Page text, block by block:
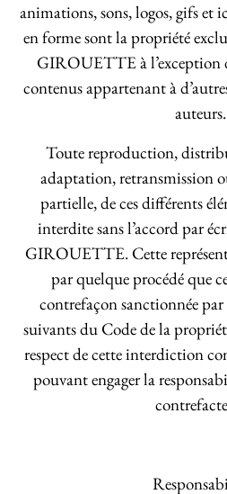
animations, sons, logos, gifs et
en forme sont la propriété
GIROUETTE à l’exception
contenus appartenant à
auteurs.
Toute reproduction,
adaptation, retransmission
partielle, de ces différents
interdite sans l’accord par
GIROUETTE. Cette
par quelque procédé que
contrefaçon sanctionnée
suivants du Code de la
respect de cette interdiction
pouvant engager la